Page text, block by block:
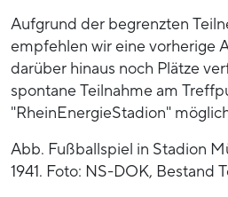
Aufgrund der begrenzten
empfehlen wir eine vorherige
darüber hinaus noch Plätze
spontane Teilnahme am
"RheinEnergieStadion"
Abb. Fußballspiel in Stadion
1941. Foto: NS-DOK, Bestand